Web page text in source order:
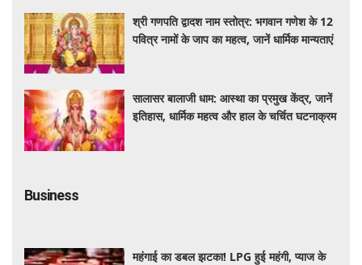
श्री गणपति द्वादश नाम स्तोत्र: भगवान गणेश के 12
पवित्र नामों के जाप का महत्व, जानें धार्मिक मान्यताएं
सालासर बालाजी धाम: आस्था का प्रमुख केंद्र, जानें
इतिहास, धार्मिक महत्व और हाल के चर्चित घटनाक्रम
Business
महंगाई का डबल झटका! LPG हुई महंगी, प्याज के